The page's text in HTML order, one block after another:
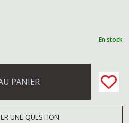
En stock
PANIER
UNE QUESTION